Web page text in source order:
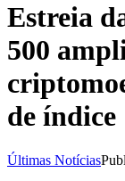
Estreia
500
de índice
Últimas Notícias